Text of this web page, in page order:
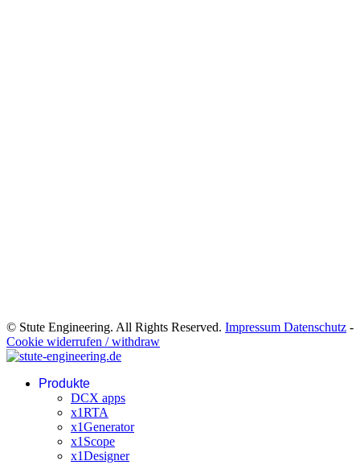
© Stute Engineering. All Rights Reserved. Impressum Datenschutz -
Cookie widerrufen / withdraw
Produkte
DCX apps
x1RTA
x1Generator
x1Scope
x1Designer